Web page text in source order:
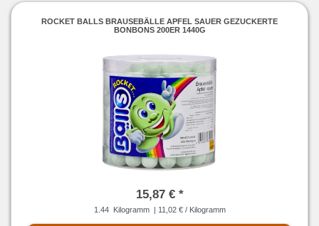
ROCKET BALLS BRAUSEBÄLLE APFEL SAUER GEZUCKERTE
BONBONS 200ER 1440G
15,87 € *
1.44 Kilogramm | 11,02 € / Kilogramm